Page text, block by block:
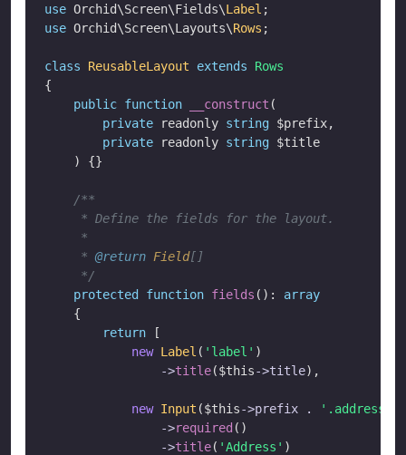
use Orchid\Screen\Fields\Label
use Orchid\Screen\Layouts\Rows ;
class ReusableLayout extends
Rows
{
public function __construct (
private readonly string $prefix,
private readonly string $title
) {}
/**
     * Define the fields for the layout.
     *
     *
@return Field[]
     */
protected
function fields (): array
    {
return [
new Label ( 'label' )
->title($this->title),
new Input ($this->prefix . '.address'
->required ()
->title( 'Address' )